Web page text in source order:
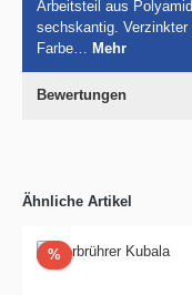
Arbeitsteil aus
sechskantig.
Farbe… Mehr
Bewertungen
Ähnliche Artikel
%Rabatt